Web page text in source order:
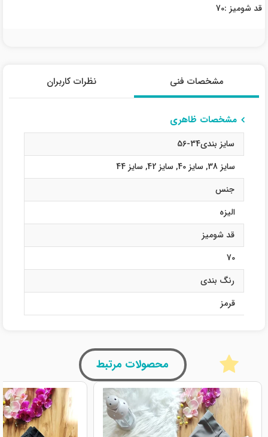
قد شومیز :70
مشخصات فنی نظرات کاربران
مشخصات ظاهری
سایز بندی34-56
سایز 38
, سایز 40 , سایز 42 , سایز 44
جنس
الیزه
قد شومیز
70
رنگ بندی
قرمز
محصولات مرتبط